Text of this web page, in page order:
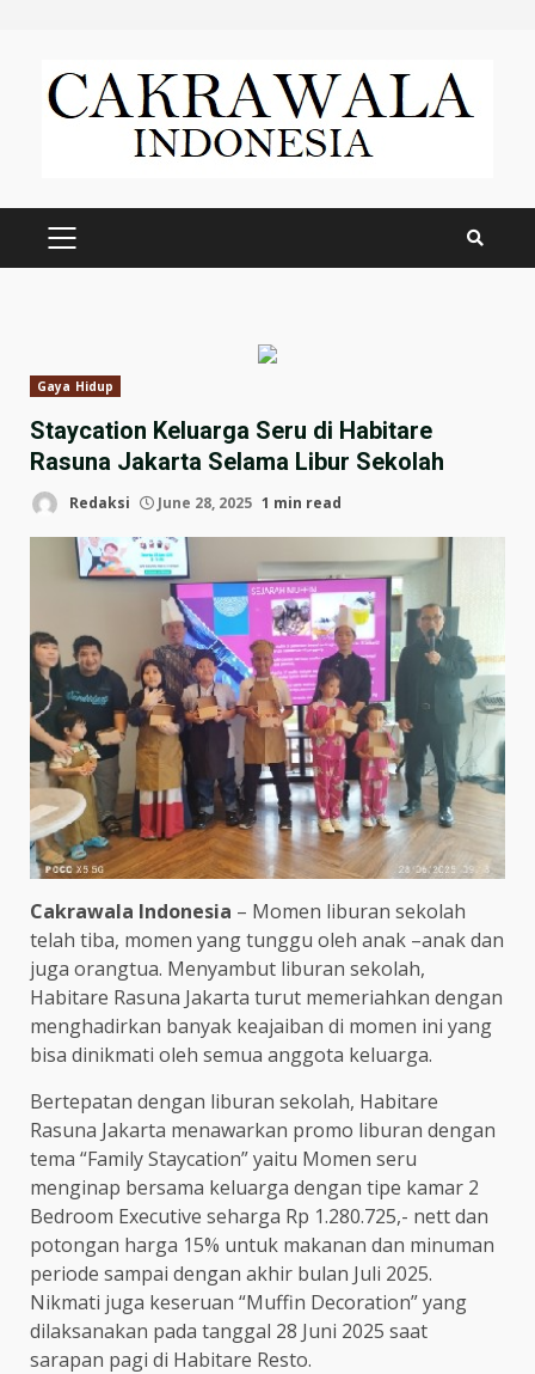
content
PRIMARY
Gaya Hidup
Staycation Keluarga Seru di Habitare
Rasuna Jakarta Selama Libur Sekolah
Redaksi June 28, 2025 1 min read
Cakrawala Indonesia – Momen liburan sekolah
telah tiba, momen yang tunggu oleh anak –anak dan
juga orangtua. Menyambut liburan sekolah,
Habitare Rasuna Jakarta turut memeriahkan dengan
menghadirkan banyak keajaiban di momen ini yang
bisa dinikmati oleh semua anggota keluarga.
Bertepatan dengan liburan sekolah, Habitare
Rasuna Jakarta menawarkan promo liburan dengan
tema “Family Staycation” yaitu Momen seru
menginap bersama keluarga dengan tipe kamar 2
Bedroom Executive seharga Rp 1.280.725,- nett dan
potongan harga 15% untuk makanan dan minuman
periode sampai dengan akhir bulan Juli 2025.
Nikmati juga keseruan “Muffin Decoration” yang
dilaksanakan pada tanggal 28 Juni 2025 saat
sarapan pagi di Habitare Resto.